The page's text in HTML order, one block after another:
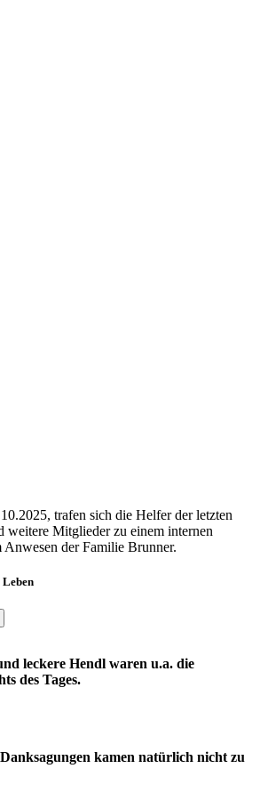
trafen sich die Helfer der letzten
weitere Mitglieder zu einem internen
Anwesen der Familie Brunner.
Leben
leckere Hendl waren u.a. die
des Tages.
kamen natürlich nicht zu